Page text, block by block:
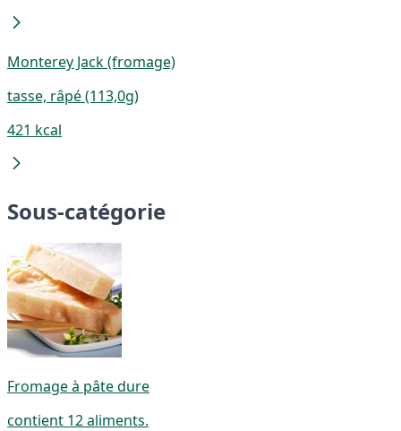
Monterey Jack (fromage)
tasse, râpé (113,0g)
421 kcal
Sous-catégorie
Fromage à pâte dure
contient 12 aliments.